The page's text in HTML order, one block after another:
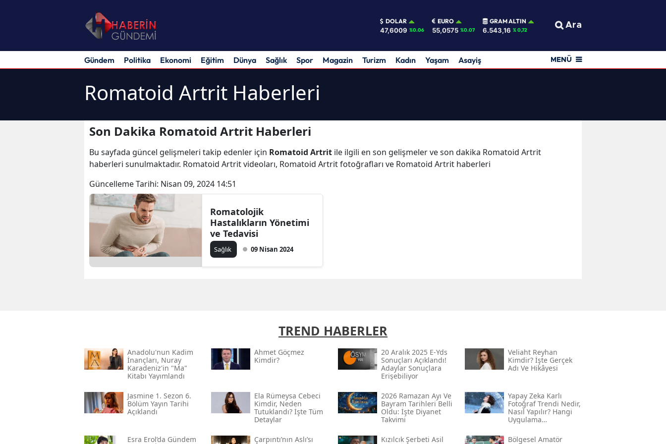
DOLAR
47,6009 %0.06
EURO
55,0575 %0.07
GRAM ALTIN
6.543,16 % 0,72 Ara
Gündem Politika Ekonomi Eğitim Dünya Sağlık Spor Magazin Turizm Kadın Yaşam Asayiş MENÜ
Romatoid Artrit Haberleri
Son Dakika Romatoid Artrit Haberleri
Bu sayfada güncel gelişmeleri takip edenler için Romatoid Artrit ile ilgili en son gelişmeler ve son dakika Romatoid Artrit
haberleri sunulmaktadır. Romatoid Artrit videoları, Romatoid Artrit fotoğrafları ve Romatoid Artrit haberleri
Güncelleme Tarihi: Nisan 09, 2024 14:51
Romatolojik
Hastalıkların Yönetimi
ve Tedavisi
Sağlık 09 Nisan 2024
TREND HABERLER
Anadolu'nun Kadim
İnançları, Nuray
Karadeniz'in "ma"
Kitabı Yayımlandı
Ahmet Göçmez
Kimdir?
20 Aralık 2025 E-Yds
Sonuçları Açıklandı!
Adaylar Sonuçlara
Erişebiliyor
Veliaht Reyhan
Kimdir? İşte Gerçek
Adı Ve Hikâyesi
Jasmine 1. Sezon 6.
Bölüm Yayın Tarihi
Açıklandı
Ela Rümeysa Cebeci
Kimdir, Neden
Tutuklandı? İşte Tüm
Detaylar
2026 Ramazan Ayı Ve
Bayram Tarihleri Belli
Oldu: İşte Diyanet
Takvimi
Yapay Zeka Karlı
Fotoğraf Trendi Nedir,
Nasıl Yapılır? Hangi
Uygulama
Adım Adım Rehber
Esra Erol’da Gündem
Çarpıntı’nın Aslı’sı
Kızılcık Şerbeti Asil
Bölgesel Amatör